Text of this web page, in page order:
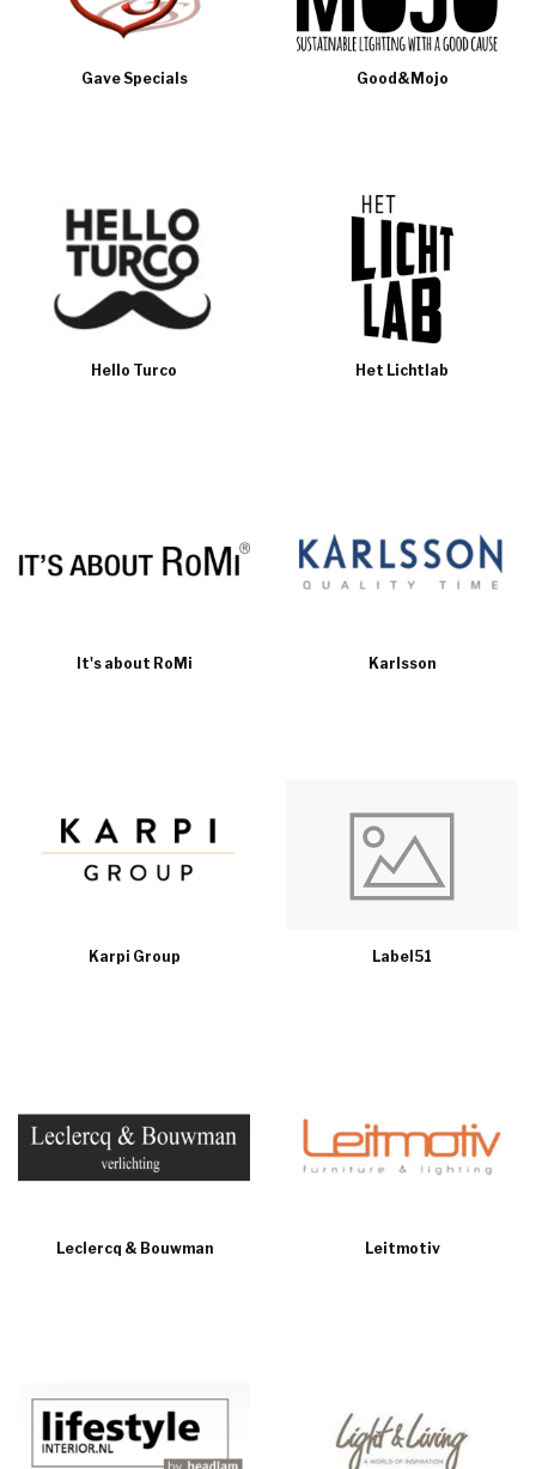
Gave Specials Good&Mojo
Hello Turco Het Lichtlab
It's about RoMi Karlsson
Karpi Group Label51
Leclercq & Bouwman Leitmotiv